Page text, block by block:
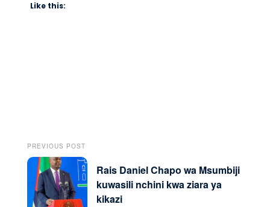
Like this:
PREVIOUS POST
Rais Daniel Chapo wa Msumbiji
kuwasili nchini kwa ziara ya
kikazi